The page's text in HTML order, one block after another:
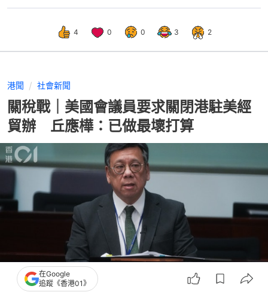
4 0 0 3 2
港聞 社會新聞
關稅戰｜美國會議員要求關閉港駐美經
貿辦 丘應樺：已做最壞打算
在Google
追蹤《香港01》